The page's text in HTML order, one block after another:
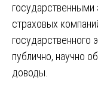
государственными
страховых
государственного
публично, научно
доводы.